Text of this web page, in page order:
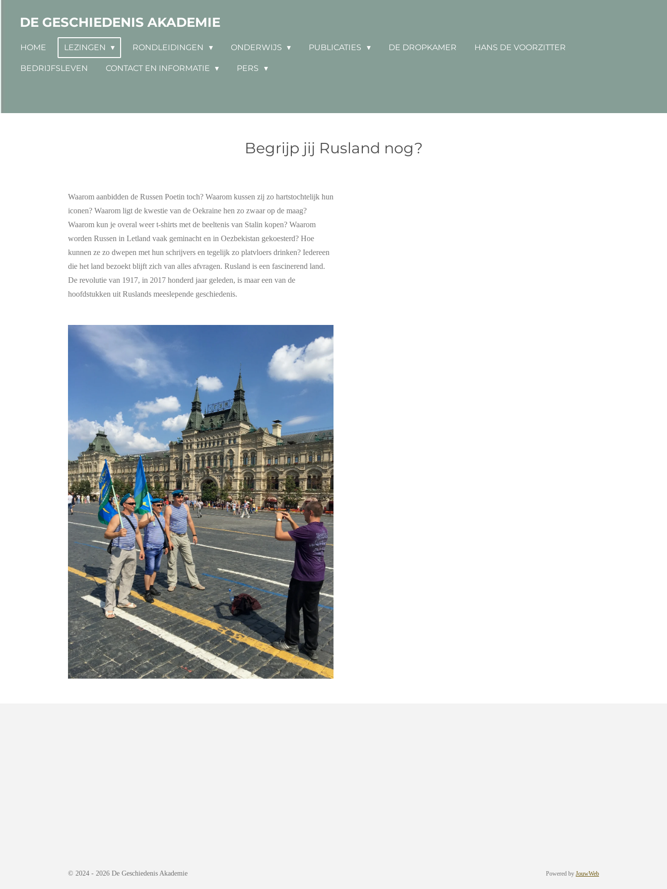
direct
hoofdinhoud
DE GESCHIEDENIS AKADEMIE
HOME LEZINGEN RONDLEIDINGEN ONDERWIJS PUBLICATIES DE DROPKAMER HANS DE VOORZITTER
BEDRIJFSLEVEN CONTACT EN INFORMATIE PERS
Begrijp jij Rusland nog?
Waarom aanbidden de Russen Poetin toch? Waarom kussen zij zo hartstochtelijk hun
iconen? Waarom ligt de kwestie van de Oekraine hen zo zwaar op de maag?
Waarom kun je overal weer t-shirts met de beeltenis van Stalin kopen? Waarom
worden Russen in Letland vaak geminacht en in Oezbekistan gekoesterd? Hoe
kunnen ze zo dwepen met hun schrijvers en tegelijk zo platvloers drinken? Iedereen
die het land bezoekt blijft zich van alles afvragen. Rusland is een fascinerend land.
De revolutie van 1917, in 2017 honderd jaar geleden, is maar een van de
hoofdstukken uit Ruslands meeslepende geschiedenis.
© 2024 - 2026 De Geschiedenis Akademie Powered by JouwWeb